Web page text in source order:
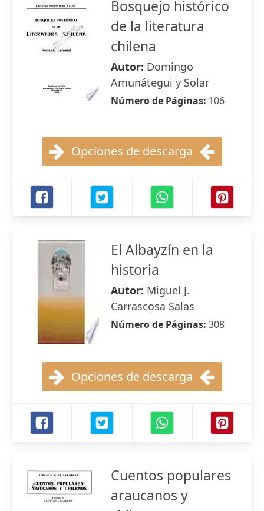
Bosquejo histórico
de la literatura
chilena
Autor: Domingo
Amunátegui y Solar
Número de Páginas: 106
Opciones de descarga
El Albayzín en la
historia
Autor: Miguel J.
Carrascosa Salas
Número de Páginas: 308
Opciones de descarga
Cuentos populares
araucanos y